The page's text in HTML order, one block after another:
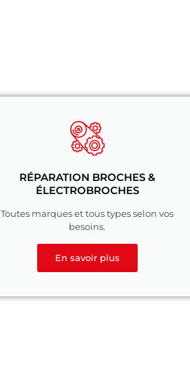
RÉPARATION BROCHES &
ÉLECTROBROCHES
Toutes marques et tous types selon vos
besoins.
En savoir plus